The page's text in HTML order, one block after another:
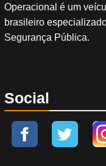
Operacional é um
brasileiro
Segurança Pública.
Social